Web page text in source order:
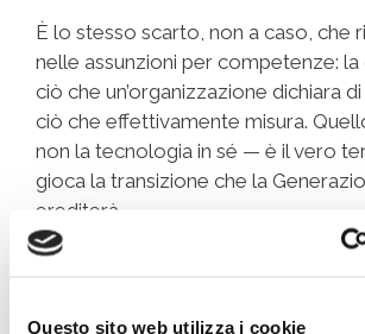
Questo sito web utilizza i cookie
È lo stesso scarto, non a caso, che
nelle assunzioni per competenze: la
ciò che un’organizzazione dichiara
ciò che effettivamente misura.
non la tecnologia in sé — è il vero
gioca la transizione che la
erediterà.
La domanda che